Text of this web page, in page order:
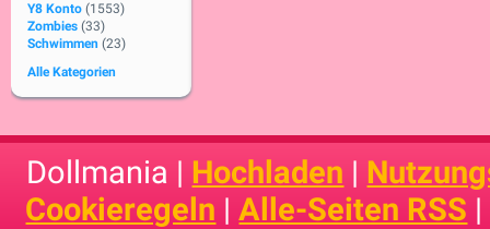
Y8 Konto (1553)
Zombies (33)
Schwimmen (23)
Alle Kategorien
Dollmania | Hochladen |
Cookieregeln |Alle-Seiten RSS |